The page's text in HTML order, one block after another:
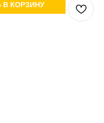
В КОРЗИНУ